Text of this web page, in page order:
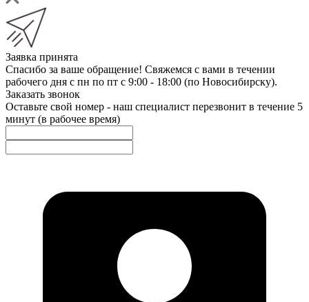
Заявка принята
Спасибо за ваше обращение! Свяжемся с вами в течении
рабочего дня с пн по пт с 9:00 - 18:00 (по Новосибирску).
Заказать звонок
Оставьте свой номер - наш специалист перезвонит в течение 5
минут (в рабочее время)